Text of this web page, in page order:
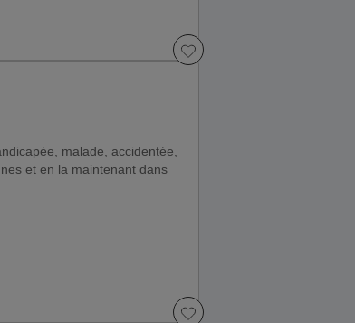
malade, accidentée,
et en la maintenant dans